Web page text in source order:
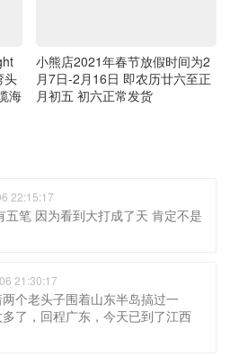
头
海
小熊店2021年春节放假时间为2
月7日-2月16日 即农历廿六至正
月初五 初六正常发货
22:15:17
五笔 因为看到大打成了天 肯定不是
21:30:17
个老头子围着山东半岛搞过一
了，回程广东，今天已到了江西